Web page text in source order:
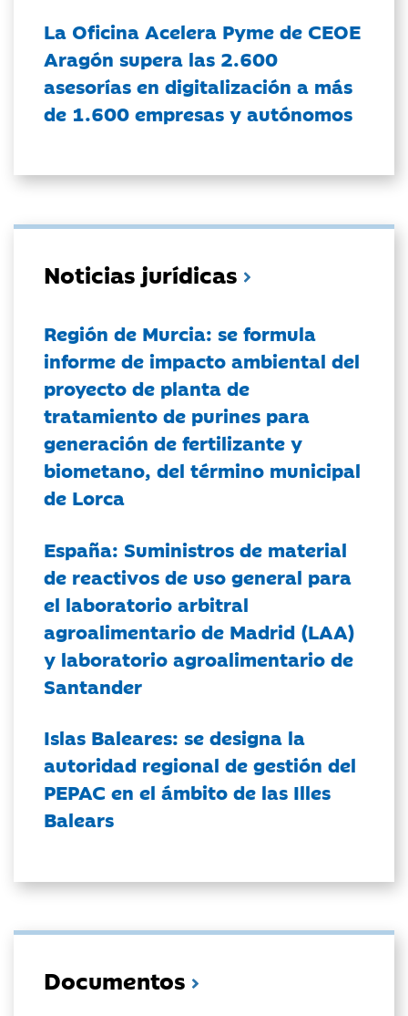
La Oficina Acelera Pyme de CEOE
Aragón supera las 2.600
asesorías en digitalización a más
de 1.600 empresas y autónomos
Noticias jurídicas
Región de Murcia: se formula
informe de impacto ambiental del
proyecto de planta de
tratamiento de purines para
generación de fertilizante y
biometano, del término municipal
de Lorca
España: Suministros de material
de reactivos de uso general para
el laboratorio arbitral
agroalimentario de Madrid (LAA)
y laboratorio agroalimentario de
Santander
Islas Baleares: se designa la
autoridad regional de gestión del
PEPAC en el ámbito de las Illes
Balears
Documentos